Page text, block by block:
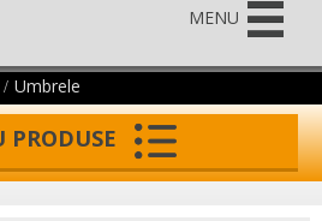
MENU
Umbrele
PRODUSE